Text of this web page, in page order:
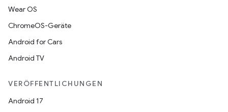
Wear OS
ChromeOS-Geräte
Android for Cars
Android TV
VERÖFFENTLICHUNGEN
Android 17